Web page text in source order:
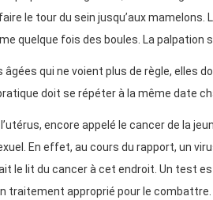
le tour du sein jusqu’aux mamelons.
quelque fois des boules. La palpation
qui ne voient plus de règle, elles
doit se répéter à la même date
encore appelé le cancer de la
En effet, au cours du rapport, un
le lit du cancer à cet endroit. Un test
traitement approprié pour le combattre.